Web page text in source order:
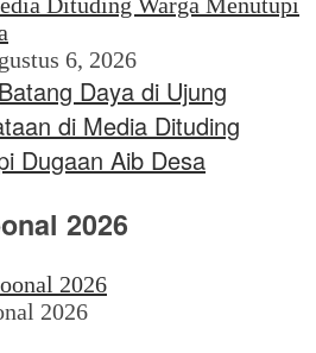
6, 2026
Daya di Ujung
di Media Dituding
Dugaan Aib Desa
2026
2026